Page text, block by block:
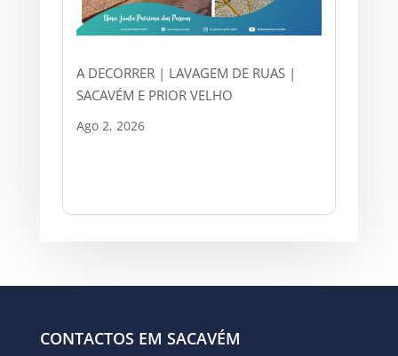
A DECORRER | LAVAGEM DE RUAS |
SACAVÉM E PRIOR VELHO
Ago 2, 2026
CONTACTOS EM SACAVÉM